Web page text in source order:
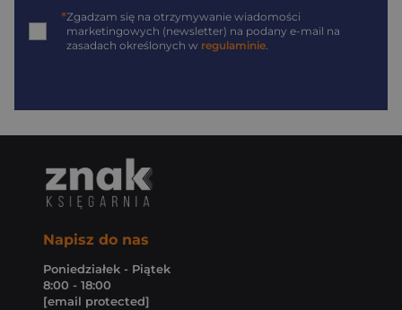
*Zgadzam się na otrzymywanie wiadomości
marketingowych (newsletter) na podany e-mail na
zasadach określonych w regulaminie
Napisz do nas
Poniedziałek - Piątek
8:00 - 18:00
[email protected]